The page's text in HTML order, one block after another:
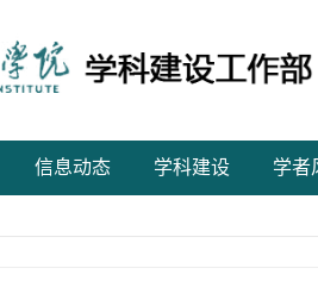
信息动态 学科建设 学者